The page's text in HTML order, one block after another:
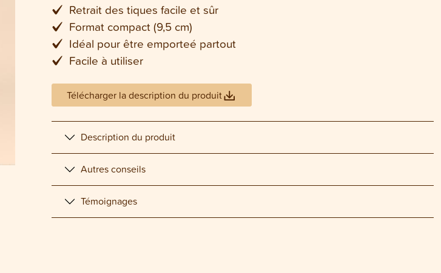
Retrait des tiques facile et sûr
Format compact (9,5 cm)
Idéal pour être emporteé partout
Facile à utiliser
Télécharger la description du produit
Description du produit
Autres conseils
Témoignages